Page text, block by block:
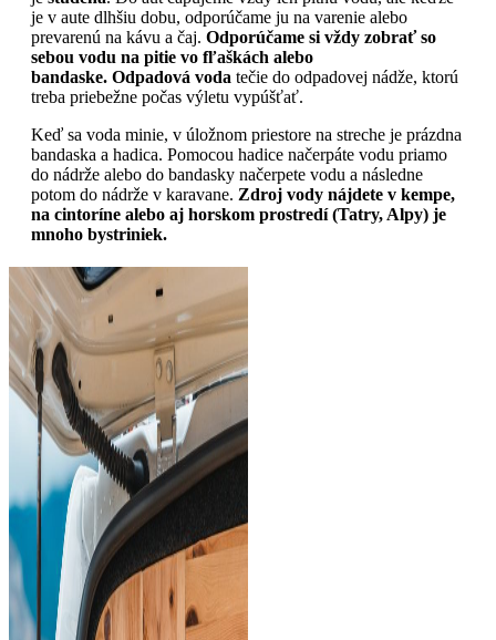
je v aute dlhšiu dobu, odporúčame ju na varenie alebo
prevarenú na kávu a čaj. Odporúčame si vždy zobrať so
sebou vodu na pitie vo fľaškách alebo
bandaske. Odpadová voda tečie do odpadovej nádže, ktorú
treba priebežne počas výletu vypúšťať.
Keď sa voda minie, v úložnom priestore na streche je prázdna
bandaska a hadica. Pomocou hadice načerpáte vodu priamo
do nádrže alebo do bandasky načerpete vodu a následne
potom do nádrže v karavane. Zdroj vody nájdete v kempe,
na cintoríne alebo aj horskom prostredí (Tatry, Alpy) je
mnoho bystriniek.